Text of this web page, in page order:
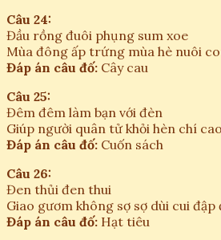
Câu 24:
Đầu rồng đuôi phụng sum xoe
Mùa đông ấp trứng mùa hè nuôi
Đáp án câu đố: Cây cau
Câu 25:
Đêm đêm làm bạn với đèn
Giúp người quân tử khỏi hèn chí cao
Đáp án câu đố: Cuốn sách
Câu 26:
Đen thủi đen thui
Giao gươm không sợ sợ dùi cui đập
Đáp án câu đố: Hạt tiêu